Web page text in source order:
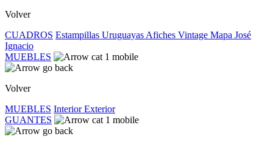
Volver
CUADROS Estampillas Uruguayas Afiches Vintage Mapa José
Ignacio
MUEBLES
Volver
MUEBLES InteriorExterior
GUANTES